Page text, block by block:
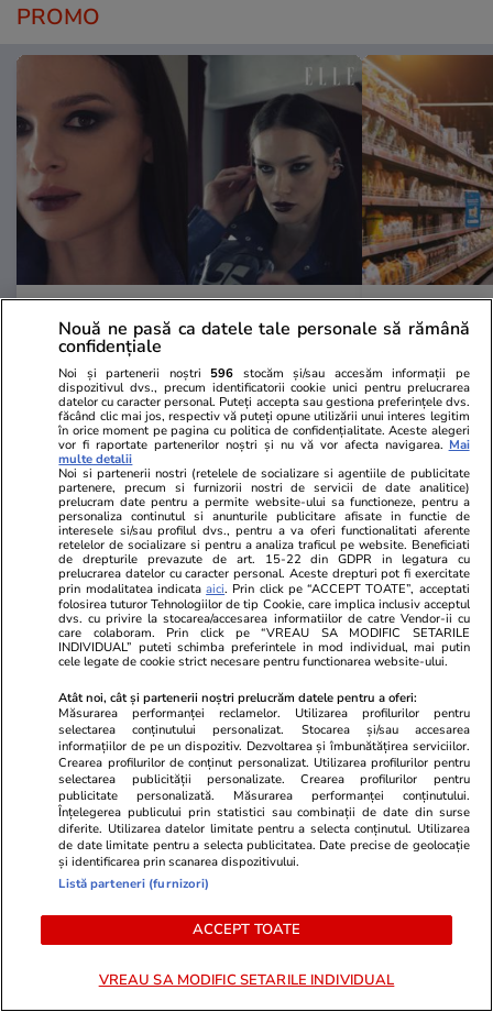
PROMO
Advertorial
Smart is the new chic: Cum ne
ajută tehnologia să ne reinventăm
Advertorial
Înscrie-te
PARTENERI
Wowbiz.ro
Doliu în Armata României. Pilotul
militar Mihai Vîrdol a murit în
urma unui grav accident de
motocicletă
Redactia.ro
Ce este
pe care a
unde se ia
Politică 30 iul.
Nouă ne pasă ca datele tale personale să rămână
confidențiale
Noi și partenerii noștri 596 stocăm și/sau accesăm informații pe
dispozitivul dvs., precum identificatorii cookie unici pentru prelucrarea
datelor cu caracter personal. Puteți accepta sau gestiona preferințele dvs.
făcând clic mai jos, respectiv vă puteți opune utilizării unui interes legitim
în orice moment pe pagina cu politica de confidențialitate. Aceste alegeri
vor fi raportate partenerilor noștri și nu vă vor afecta navigarea. Mai
multe detalii
Noi si partenerii nostri (retelele de socializare si agentiile de publicitate
partenere, precum si furnizorii nostri de servicii de date analitice)
prelucram date pentru a permite website-ului sa functioneze, pentru a
personaliza continutul si anunturile publicitare afisate in functie de
interesele si/sau profilul dvs., pentru a va oferi functionalitati aferente
retelelor de socializare si pentru a analiza traficul pe website. Beneficiati
de drepturile prevazute de art. 15-22 din GDPR in legatura cu
prelucrarea datelor cu caracter personal. Aceste drepturi pot fi exercitate
prin modalitatea indicataaici. Prin click pe “ACCEPT TOATE”, acceptati
folosirea tuturor Tehnologiilor de tip Cookie, care implica inclusiv acceptul
dvs. cu privire la stocarea/accesarea informatiilor de catre Vendor-ii cu
care colaboram. Prin click pe “VREAU SA MODIFIC SETARILE
INDIVIDUAL” puteti schimba preferintele in mod individual, mai putin
cele legate de cookie strict necesare pentru functionarea website-ului.
Atât noi, cât și partenerii noștri prelucrăm datele pentru a oferi:
Măsurarea performanței reclamelor. Utilizarea profilurilor pentru
selectarea conținutului personalizat. Stocarea și/sau accesarea
informațiilor de pe un dispozitiv. Dezvoltarea și îmbunătățirea serviciilor.
Crearea profilurilor de conținut personalizat. Utilizarea profilurilor pentru
selectarea publicității personalizate. Crearea profilurilor pentru
publicitate personalizată. Măsurarea performanței conținutului.
Înțelegerea publicului prin statistici sau combinații de date din surse
diferite. Utilizarea datelor limitate pentru a selecta conținutul. Utilizarea
de date limitate pentru a selecta publicitatea. Date precise de geolocație
și identificarea prin scanarea dispozitivului.
Listă parteneri (furnizori)
ACCEPT TOATE
VREAU SA MODIFIC SETARILE INDIVIDUAL